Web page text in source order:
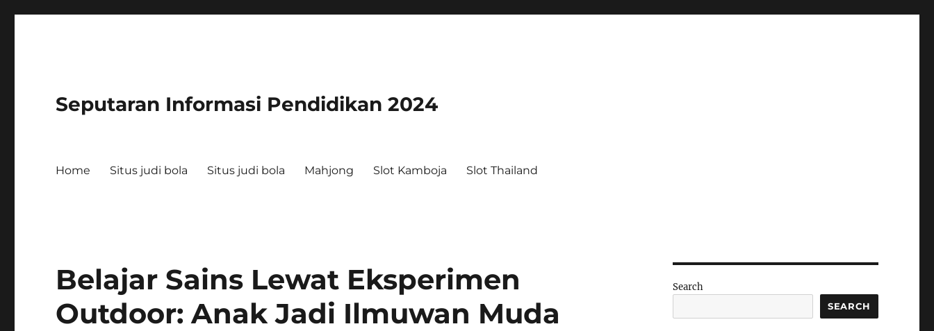
Seputaran Informasi Pendidikan 2024
Home Situs judi bola Situs judi bola Mahjong Slot Kamboja Slot Thailand
Belajar Sains Lewat Eksperimen
Outdoor: Anak Jadi Ilmuwan Muda
Search
SEARCH